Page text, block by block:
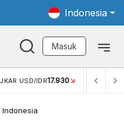
Indonesia
Masuk
YOY (JUL)2,88% INFLASI
Indonesia